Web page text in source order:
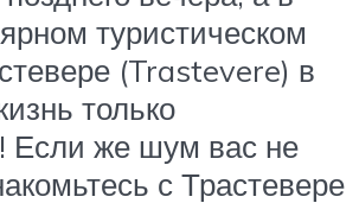
туристическом
(Trastevere) в
только
Если же шум вас не
с Трастевере